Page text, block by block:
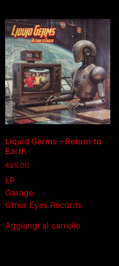
Liquid Germs – Return to
Earth
€25.00
LP
Garage
Other Eyes Records
Aggiungi al carrello